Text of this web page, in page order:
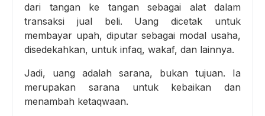
dari tangan ke tangan sebagai alat dalam
transaksi jual beli. Uang dicetak untuk
membayar upah, diputar sebagai modal usaha,
disedekahkan, untuk infaq, wakaf, dan lainnya.
Jadi, uang adalah sarana, bukan tujuan. Ia
merupakan sarana untuk kebaikan dan
menambah ketaqwaan.